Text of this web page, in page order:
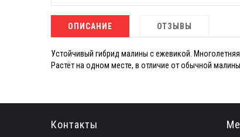
ОПИСАНИЕ ОТЗЫВЫ
Устойчивый гибрид малины с ежевикой.
Растёт на одном месте, в отличие от обычной
Контакты